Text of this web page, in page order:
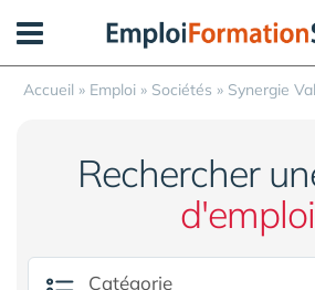
Accueil » Emploi » Sociétés » Synergie
Rechercher
d'emploi